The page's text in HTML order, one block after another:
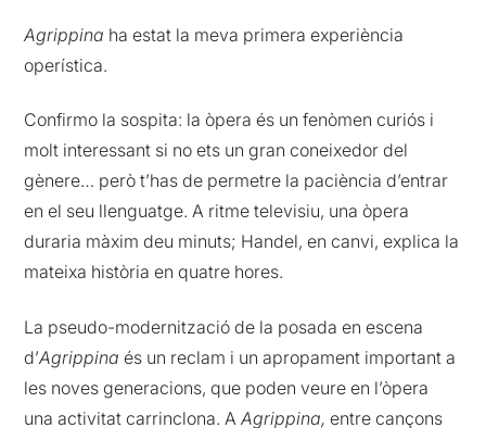
Agrippina ha estat la meva primera experiència
operística.
Confirmo la sospita: la òpera és un fenòmen curiós i
molt interessant si no ets un gran coneixedor del
gènere… però t’has de permetre la paciència d’entrar
en el seu llenguatge. A ritme televisiu, una òpera
duraria màxim deu minuts; Handel, en canvi, explica la
mateixa història en quatre hores.
La pseudo-modernització de la posada en escena
d’Agrippina és un reclam i un apropament important a
les noves generacions, que poden veure en l’òpera
una activitat carrinclona. AAgrippina, entre cançons